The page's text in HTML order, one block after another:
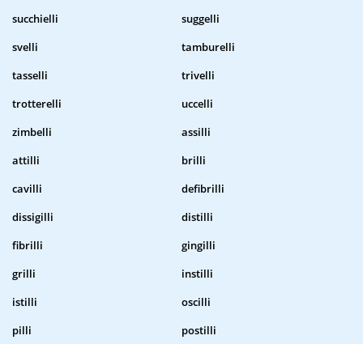
succhielli
suggelli
svelli
tamburelli
tasselli
trivelli
trotterelli
uccelli
zimbelli
assilli
attilli
brilli
cavilli
defibrilli
dissigilli
distilli
fibrilli
gingilli
grilli
instilli
istilli
oscilli
pilli
postilli